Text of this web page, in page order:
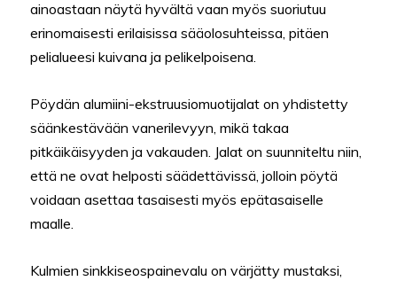
ainoastaan näytä hyvältä vaan myös suoriutuu
erinomaisesti erilaisissa sääolosuhteissa, pitäen
pelialueesi kuivana ja pelikelpoisena.
Pöydän alumiini-ekstruusiomuotijalat on yhdistetty
säänkestävään vanerilevyyn, mikä takaa
pitkäikäisyyden ja vakauden. Jalat on suunniteltu niin,
että ne ovat helposti säädettävissä, jolloin pöytä
voidaan asettaa tasaisesti myös epätasaiselle
maalle.
Kulmien sinkkiseospainevalu on värjätty mustaksi,